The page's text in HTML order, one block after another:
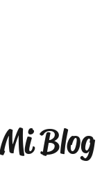
Mi Blog